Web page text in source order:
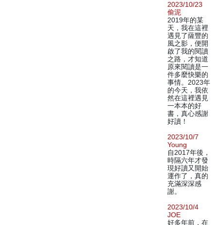
2023/10/23
偷泥
2019年的某
天，我在這裡
遇見了薩豐的
風之影，便開
啟了我的閱讀
之路，才知道
原來閱讀是一
件多麼快樂的
事情。2023年
的今天，我依
然在這裡遇見
一本本的好
書，真心感謝
好讀！
2023/10/7
Young
自2017年後，
時隔六年才發
現好讀又開始
運作了，真的
充滿深深感
謝。
2023/10/4
JOE
好多年前，在